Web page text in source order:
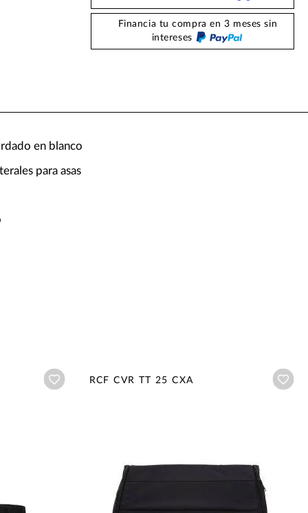
Financia tu compra en 3 meses sin
intereses
en blanco
para asas
Añadir a wishlist
RCF CVR TT 25 CXA